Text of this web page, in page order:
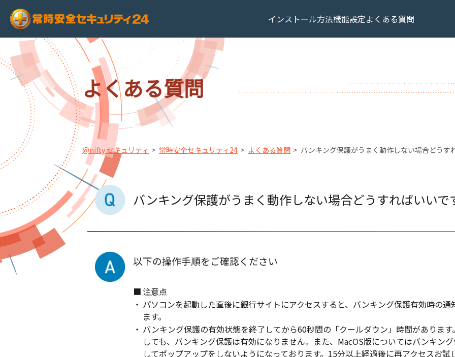
インストール方法機能設定よくある質問
よくある質問
@nifty セキュリティ 常時安全セキュリティ24 よくある質問 バンキング保護がうまく動作しない場合どうす
バンキング保護がうまく動作しない場合どうすればいいで
以下の操作手順をご確認ください
■ 注意点
・ パソコンを起動した直後に銀行サイトにアクセスすると、バンキング保護有効時の
ます。
・ バンキング保護の有効状態を終了してから60秒間の「クールダウン」時間がありま
しても、バンキング保護は有効になりません。また、MacOS版についてはバンキン
してポップアップをしないようになっております。15分以上経過後に再アクセスお試